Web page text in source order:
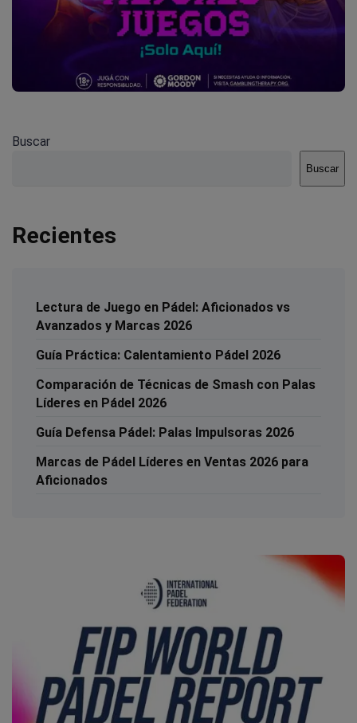
Buscar
Buscar
Recientes
Lectura de Juego en Pádel: Aficionados vs
Avanzados y Marcas 2026
Guía Práctica: Calentamiento Pádel 2026
Comparación de Técnicas de Smash con Palas
Líderes en Pádel 2026
Guía Defensa Pádel: Palas Impulsoras 2026
Marcas de Pádel Líderes en Ventas 2026 para
Aficionados